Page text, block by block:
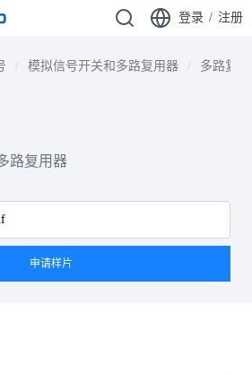
登录 / 注册
模拟信号开关和多路复用器 多路复
路复用器
申请样片